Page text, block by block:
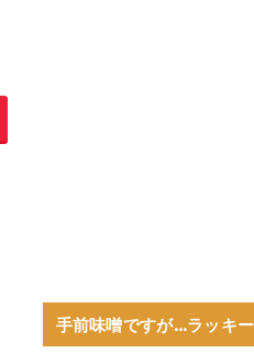
手前味噌ですが…ラッキ